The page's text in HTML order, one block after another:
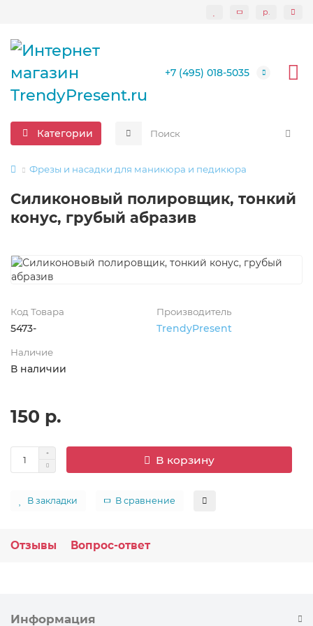
р.
+7 (495) 018-5035
Категории
Фрезы и насадки для маникюра и педикюра
Силиконовый полировщик, тонкий
конус, грубый абразив
Код Товара
5473-
Производитель
TrendyPresent
Наличие
В наличии
150 р.
В корзину
В закладки В сравнение
Отзывы Вопрос-ответ
Информация